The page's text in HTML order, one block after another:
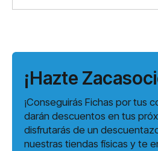
¡Hazte
¡Conseguirás Fichas por tus
darán descuentos en tus
disfrutarás de un
nuestras tiendas físicas y te